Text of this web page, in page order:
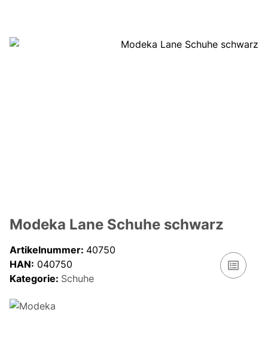
Modeka Lane Schuhe schwarz
Artikelnummer: 40750
HAN: 040750
Kategorie: Schuhe